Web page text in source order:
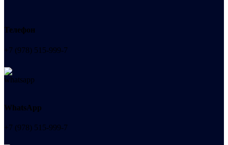
Телефон
+7 (978) 515-999-7
WhatsApp
+7 (978) 515-999-7